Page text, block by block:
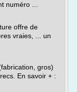
numéro ...
offre de
vraies, ... un
gros)
En savoir + :